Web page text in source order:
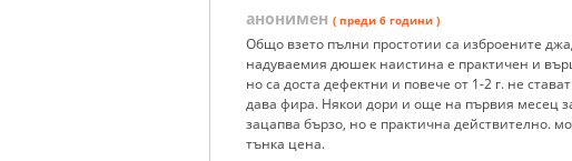
анонимен ( преди 6 години )
Общо взето пълни простотии са изброените
надуваемия дюшек наистина е практичен и
но са доста дефектни и повече от 1-2 г. не
дава фира. Някои дори и още на първия месец
зацапва бързо, но е практична действително.
тънка цена.